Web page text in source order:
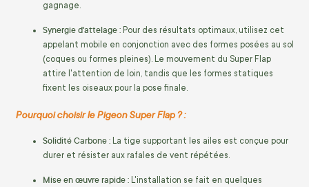
gagnage.
Synergie d'attelage : Pour des résultats optimaux, utilisez cet
appelant mobile en conjonction avec des formes posées au sol
(coques ou formes pleines). Le mouvement du Super Flap
attire l'attention de loin, tandis que les formes statiques
fixent les oiseaux pour la pose finale.
Pourquoi choisir le Pigeon Super Flap ? :
Solidité Carbone : La tige supportant les ailes est conçue pour
durer et résister aux rafales de vent répétées.
Mise en œuvre rapide : L'installation se fait en quelques